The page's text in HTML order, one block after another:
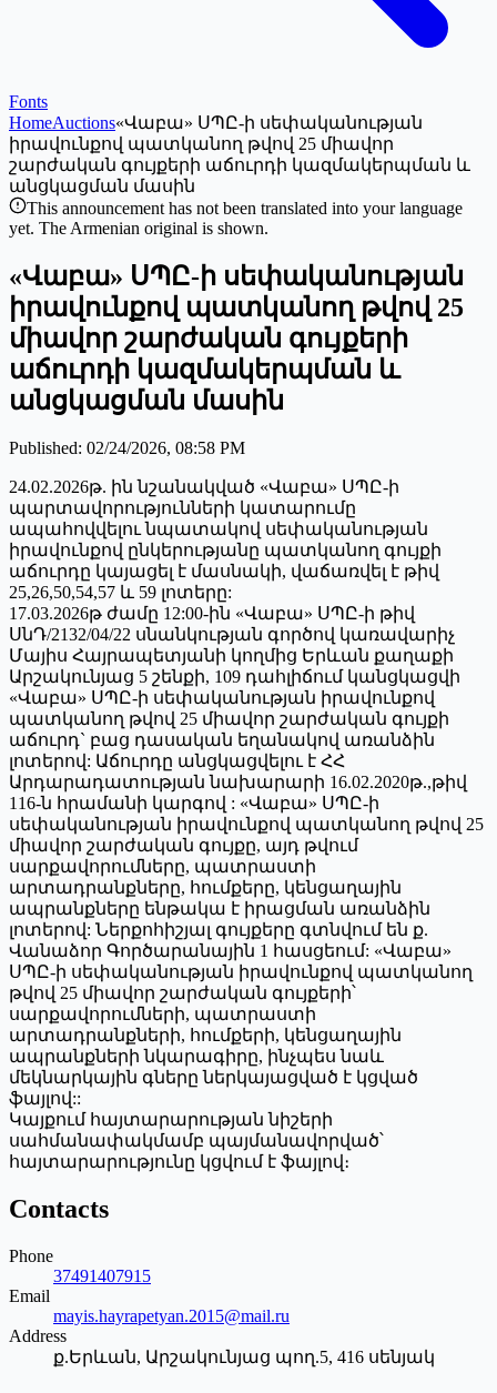
Fonts
HomeAuctions«Վաբա» ՍՊԸ-ի սեփականության
իրավունքով պատկանող թվով 25 միավոր
շարժական գույքերի աճուրդի կազմակերպման և
անցկացման մասին
This announcement has not been translated into your language
yet. The Armenian original is shown.
«Վաբա» ՍՊԸ-ի սեփականության
իրավունքով պատկանող թվով 25
միավոր շարժական գույքերի
աճուրդի կազմակերպման և
անցկացման մասին
Published: 02/24/2026, 08:58 PM
24.02.2026թ. ին նշանակված «Վաբա» ՍՊԸ-ի
պարտավորությունների կատարումը
ապահովվելու նպատակով սեփականության
իրավունքով ընկերությանը պատկանող գույքի
աճուրդը կայացել է մասնակի, վաճառվել է թիվ
25,26,50,54,57 և 59 լոտերը:
17.03.2026թ ժամը 12:00-ին «Վաբա» ՍՊԸ-ի թիվ
ՍնԴ/2132/04/22 սնանկության գործով կառավարիչ
Մայիս Հայրապետյանի կողմից Երևան քաղաքի
Արշակունյաց 5 շենքի, 109 դահլիճում կանցկացվի
«Վաբա» ՍՊԸ-ի սեփականության իրավունքով
պատկանող թվով 25 միավոր շարժական գույքի
աճուրդ` բաց դասական եղանակով առանձին
լոտերով: Աճուրդը անցկացվելու է ՀՀ
Արդարադատության նախարարի 16.02.2020թ.,թիվ
116-ն հրամանի կարգով : «Վաբա» ՍՊԸ-ի
սեփականության իրավունքով պատկանող թվով 25
միավոր շարժական գույքը, այդ թվում
սարքավորումները, պատրաստի
արտադրանքները, հումքերը, կենցաղային
ապրանքները ենթակա է իրացման առանձին
լոտերով: Ներքոհիշյալ գույքերը գտնվում են ք.
Վանաձոր Գործարանային 1 հասցեում: «Վաբա»
ՍՊԸ-ի սեփականության իրավունքով պատկանող
թվով 25 միավոր շարժական գույքերի՝
սարքավորումների, պատրաստի
արտադրանքների, հումքերի, կենցաղային
ապրանքների նկարագիրը, ինչպես նաև
մեկնարկային գները ներկայացված է կցված
ֆայլով::
Կայքում հայտարարության նիշերի
սահմանափակմամբ պայմանավորված՝
հայտարարությունը կցվում է ֆայլով։
Contacts
Phone
37491407915
Email
mayis.hayrapetyan.2015@mail.ru
Address
ք.Երևան, Արշակունյաց պող.5, 416 սենյակ